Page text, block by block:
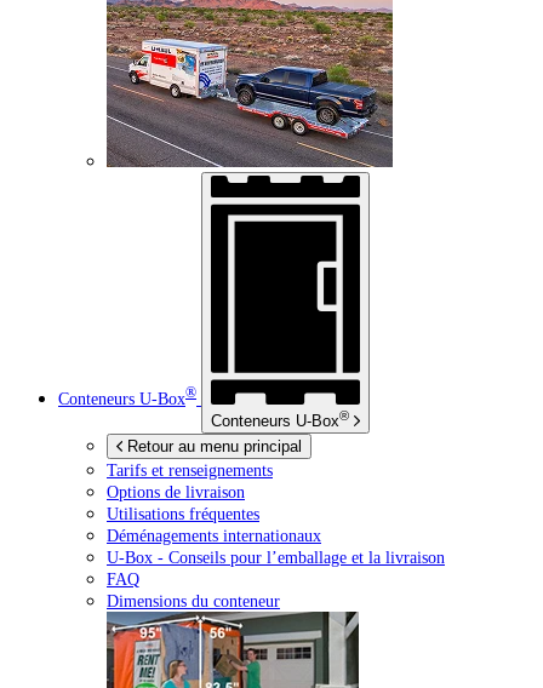
Conteneurs U-Box®
Conteneurs U-Box®
Retour au menu principal
Tarifs et renseignements
Options de livraison
Utilisations fréquentes
Déménagements internationaux
U-Box - Conseils pour l’emballage et la livraison
FAQ
Dimensions du conteneur